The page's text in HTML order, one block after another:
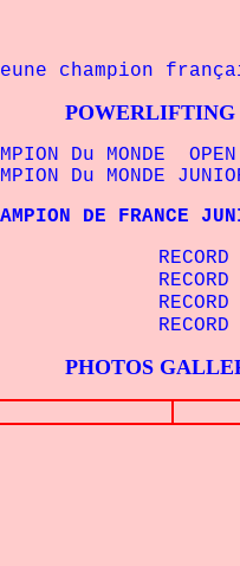
Du MONDE
Du MONDE
DE FRANCE